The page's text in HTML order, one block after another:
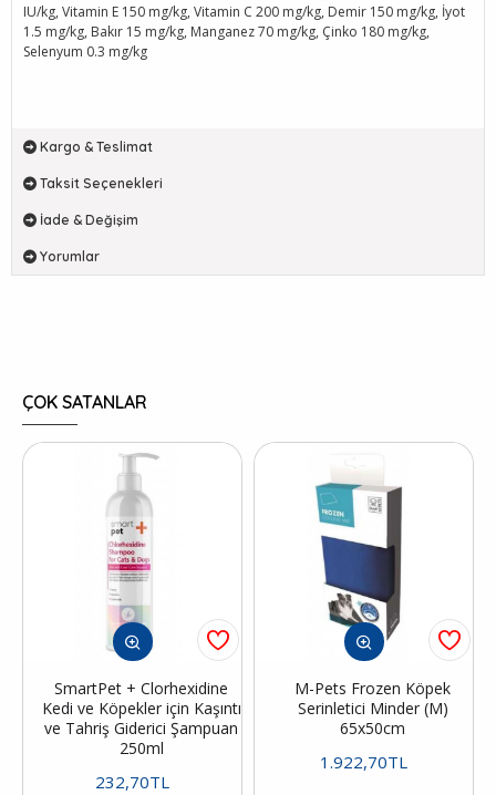
IU/kg, Vitamin E 150 mg/kg, Vitamin C 200 mg/kg, Demir 150 mg/kg, İyot
1.5 mg/kg, Bakır 15 mg/kg, Manganez 70 mg/kg, Çinko 180 mg/kg,
Selenyum 0.3 mg/kg
Kargo & Teslimat
Taksit Seçenekleri
İade & Değişim
Yorumlar
ÇOK SATANLAR
SmartPet + Clorhexidine
Kedi ve Köpekler için Kaşıntı
ve Tahriş Giderici Şampuan
250ml
232,70TL
M-Pets Frozen Köpek
Serinletici Minder (M)
65x50cm
1.922,70TL